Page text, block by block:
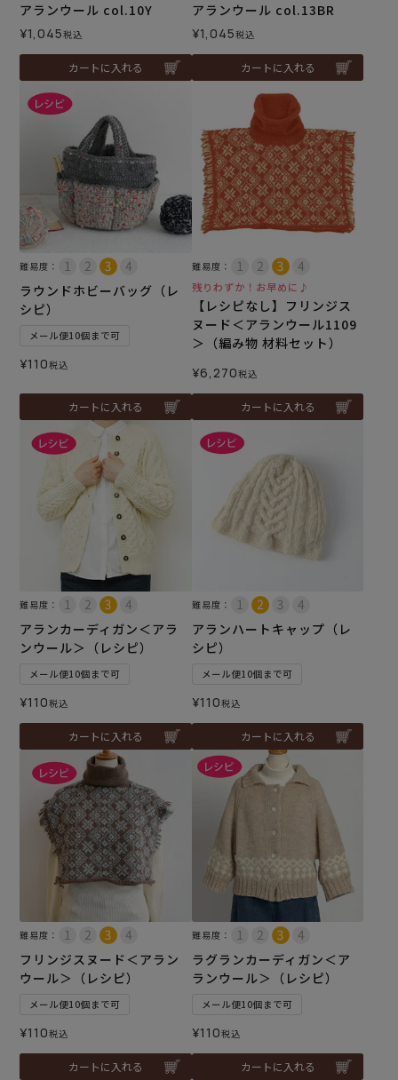
アランウール col.10Y
¥1,045税込
カートに入れる
アランウール col.13BR
¥1,045税込
カートに入れる
難易度：
ラウンドホビーバッグ（レ
シピ）
メール便10個まで可
¥110税込
カートに入れる
難易度：
残りわずか！お早めに♪
【レシピなし】フリンジス
ヌード＜アランウール1109
＞（編み物 材料セット）
¥6,270税込
カートに入れる
難易度：
アランカーディガン＜アラ
ンウール＞（レシピ）
メール便10個まで可
¥110税込
カートに入れる
難易度：
アランハートキャップ（レ
シピ）
メール便10個まで可
¥110税込
カートに入れる
難易度：
フリンジスヌード＜アラン
ウール＞（レシピ）
メール便10個まで可
¥110税込
カートに入れる
難易度：
ラグランカーディガン＜ア
ランウール＞（レシピ）
メール便10個まで可
¥110税込
カートに入れる